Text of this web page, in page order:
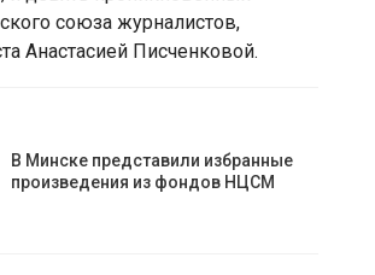
союза журналистов,
Анастасией Писченковой.
В Минске представили избранные
произведения из фондов НЦСМ